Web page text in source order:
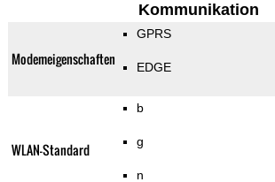
Kommunikation
Modemeigenschaften
GPRS
EDGE
WLAN-Standard
b
g
n